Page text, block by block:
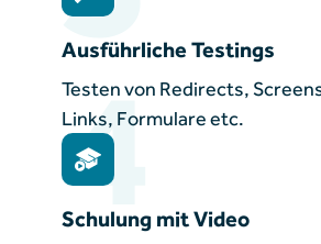
Ausführliche Testings
Testen von Redirects,
Links, Formulare etc.
4
Schulung mit Video